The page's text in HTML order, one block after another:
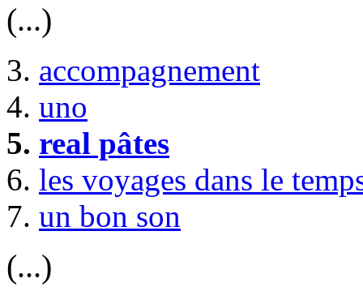
(...)
3. accompagnement
4. uno
5. real pâtes
6. les voyages dans le
7. un bon son
(...)